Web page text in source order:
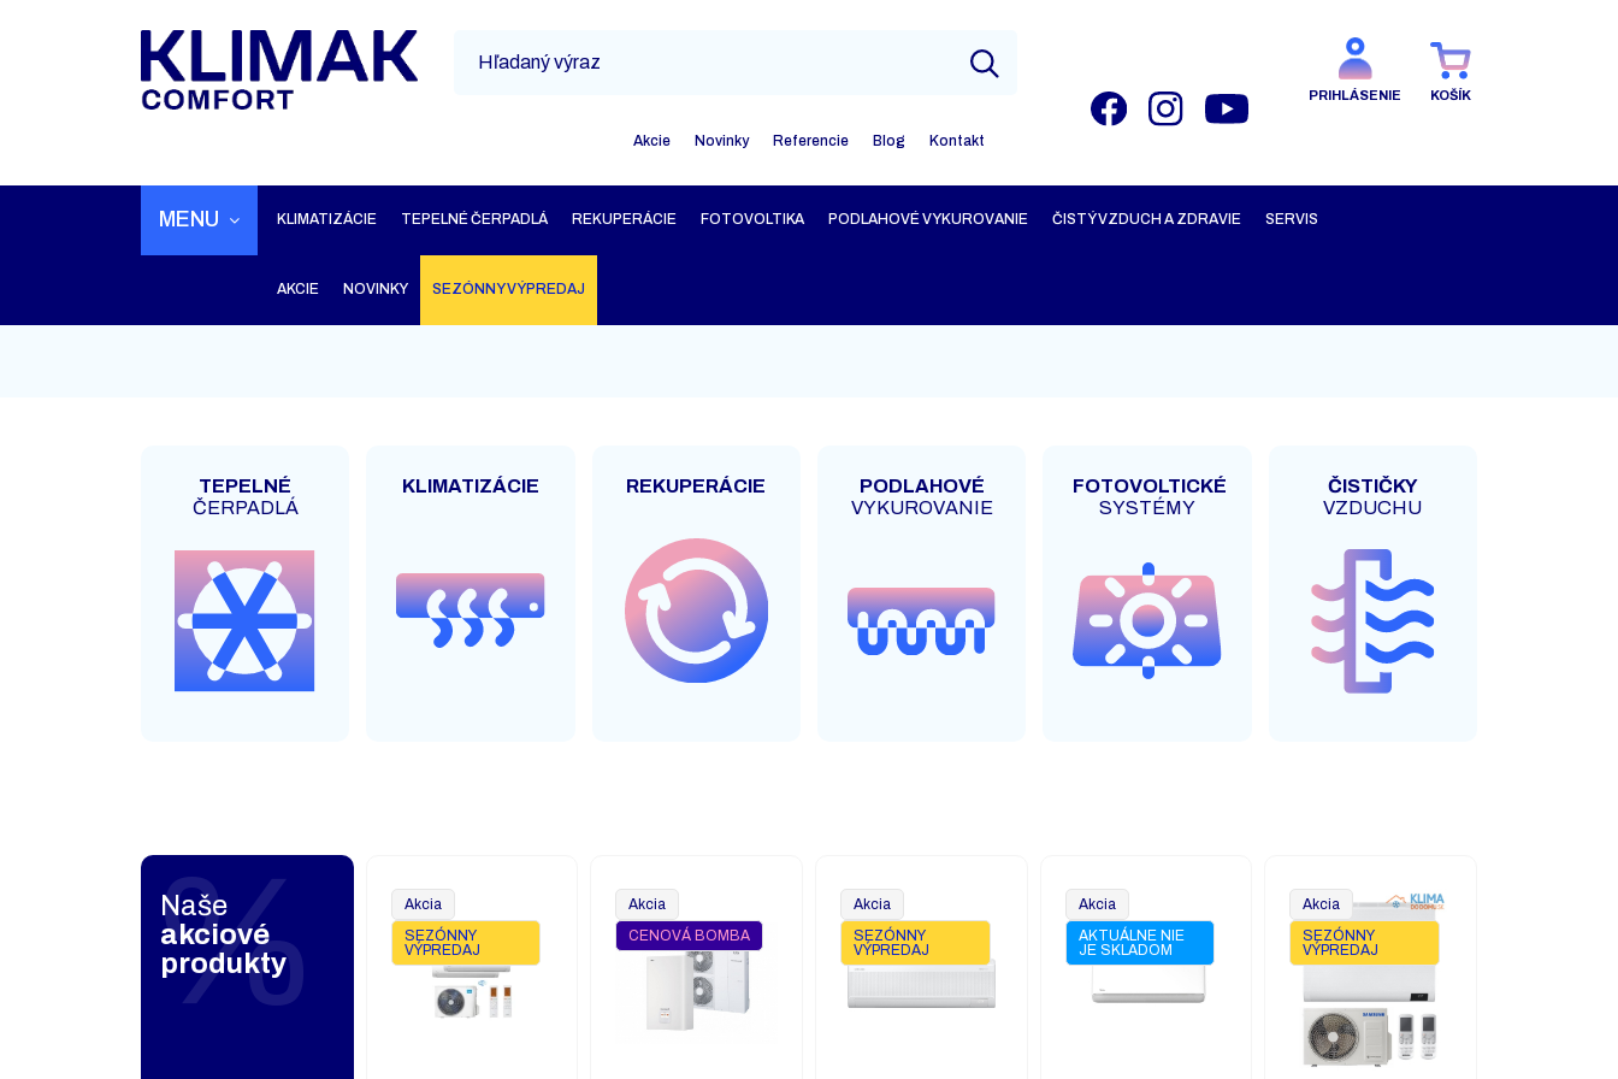
PRIHLÁSENIE KOŠÍK
Akcie Novinky Referencie Blog Kontakt
MENU KLIMATIZÁCIE TEPELNÉ ČERPADLÁ REKUPERÁCIE FOTOVOLTIKA PODLAHOVÉ VYKUROVANIE ČISTÝ VZDUCH A ZDRAVIE SERVIS
AKCIE NOVINKY SEZÓNNY VÝPREDAJ
TEPELNÉ
ČERPADLÁ
KLIMATIZÁCIE REKUPERÁCIE
PODLAHOVÉ
VYKUROVANIE
FOTOVOLTICKÉ
SYSTÉMY
ČISTIČKY
VZDUCHU
Naše
akciové
produkty
Akcia
SEZÓNNY
VÝPREDAJ
Akcia
CENOVÁ BOMBA
Akcia
SEZÓNNY
VÝPREDAJ
Akcia
AKTUÁLNE NIE
JE SKLADOM
Akcia
SEZÓNNY
VÝPREDAJ